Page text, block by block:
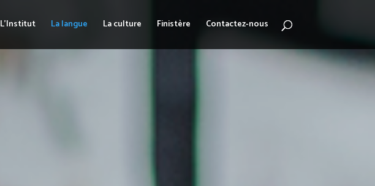
L’Institut La langue La culture Finistère Contactez-nous